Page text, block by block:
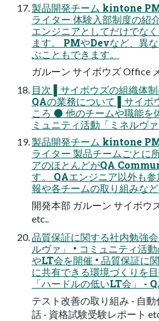
製品開発チーム kintone
ライター 体験入部制度の紹
エンジニアとしてだけでな
ます。 PMやDevなど、異
ぶこともできます。
ガルーン サイボウズ Office
目次 ▌サイボウズの組織体
QAの業務について ▌サイボ
ころ ⚫ 他のチームや職能を
ミュニティ活動「ミネルヴ
製品開発チーム kintone
ライター 製品チームごとに
アのほとんどがQA
す。 QAエンジニア以外も
報や各チームの取り組みなど
開発本部 ガルーン サイボウ
etc..
品質保証に関する社内勉強
ルヴァ」 • コミュニティ活
やLT会を開催 • 品質保証に
に共有できる環境づくりを
「ハードルの低いLT会」 -
テスト改善の取り組み - 自
話 - 資格試験受験レポート